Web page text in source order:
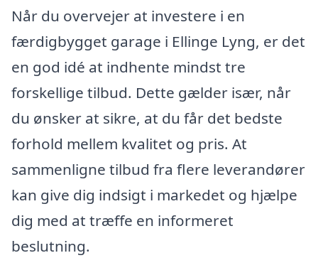
Når du overvejer at investere i en
færdigbygget garage i Ellinge Lyng, er det
en god idé at indhente mindst tre
forskellige tilbud. Dette gælder især, når
du ønsker at sikre, at du får det bedste
forhold mellem kvalitet og pris. At
sammenligne tilbud fra flere leverandører
kan give dig indsigt i markedet og hjælpe
dig med at træffe en informeret
beslutning.